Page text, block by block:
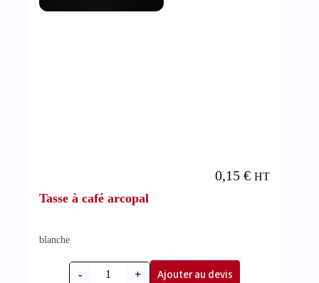
Tasse à café arcopal
0,15€ HT
blanche
- + Ajouter au devis